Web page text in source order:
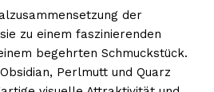
der
zu einem faszinierenden
begehrten Schmuckstück.
Perlmutt und Quarz